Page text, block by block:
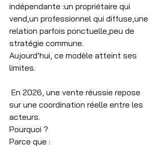
indépendante :un propriétaire qui
vend,un professionnel qui diffuse,une
relation parfois ponctuelle,peu de
stratégie commune.
Aujourd’hui, ce modèle atteint ses
limites.
sur une coordination réelle entre les
acteurs.
Pourquoi ?
Parce que :